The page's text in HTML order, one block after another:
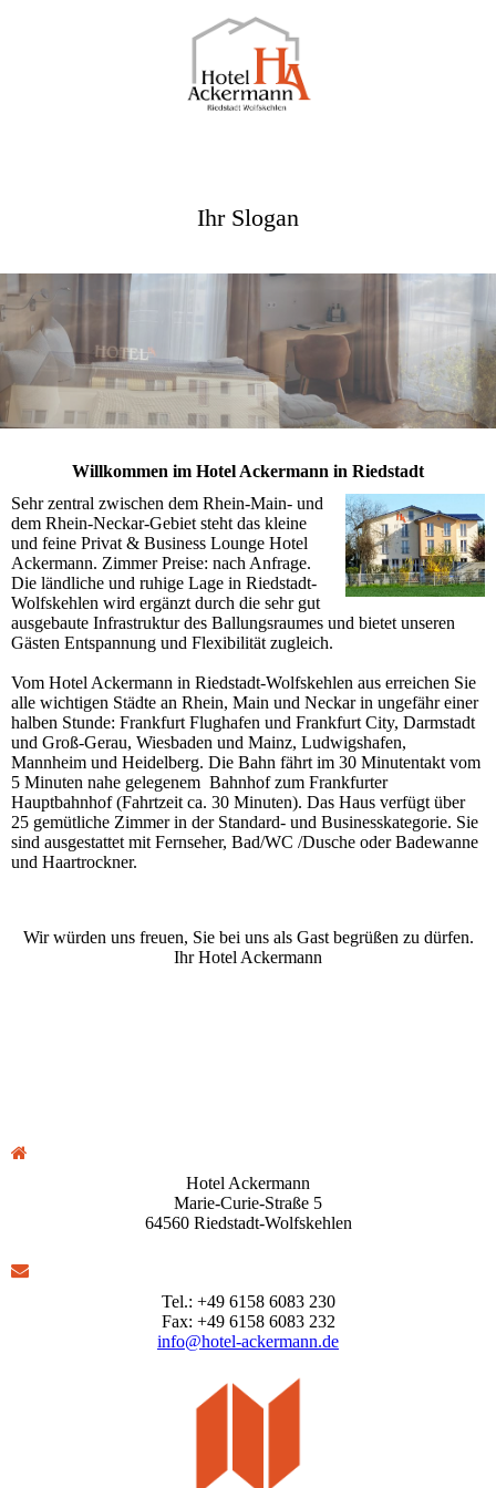
Ihr Slogan
Willkommen im Hotel Ackermann in Riedstadt
Sehr zentral zwischen dem Rhein-Main- und
dem Rhein-Neckar-Gebiet steht das kleine
und feine Privat & Business Lounge Hotel
Ackermann. Zimmer Preise: nach Anfrage.
Die ländliche und ruhige Lage in Riedstadt-
Wolfskehlen wird ergänzt durch die sehr gut
ausgebaute Infrastruktur des Ballungsraumes und bietet unseren
Gästen Entspannung und Flexibilität zugleich.
Vom Hotel Ackermann in Riedstadt-Wolfskehlen aus erreichen Sie
alle wichtigen Städte an Rhein, Main und Neckar in ungefähr einer
halben Stunde: Frankfurt Flughafen und Frankfurt City, Darmstadt
und Groß-Gerau, Wiesbaden und Mainz, Ludwigshafen,
Mannheim und Heidelberg. Die Bahn fährt im 30 Minutentakt vom
5 Minuten nahe gelegenem Bahnhof zum Frankfurter
Hauptbahnhof (Fahrtzeit ca. 30 Minuten). Das Haus verfügt über
25 gemütliche Zimmer in der Standard- und Businesskategorie. Sie
sind ausgestattet mit Fernseher, Bad/WC /Dusche oder Badewanne
und Haartrockner.
Wir würden uns freuen, Sie bei uns als Gast begrüßen zu dürfen.
Ihr Hotel Ackermann
Hotel Ackermann
Marie-Curie-Straße 5
64560 Riedstadt-Wolfskehlen
Tel.: +49 6158 6083 230
Fax: +49 6158 6083 232
info@hotel-ackermann.de